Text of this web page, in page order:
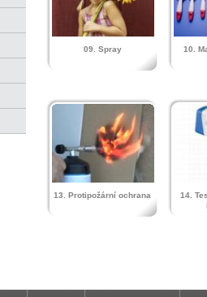
09. Spray 10.
13. Protipožární ochrana
14.